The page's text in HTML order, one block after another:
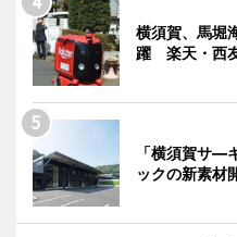
横須賀、馬堀
躍 楽天・西
「横須賀サ―
ックの新素材